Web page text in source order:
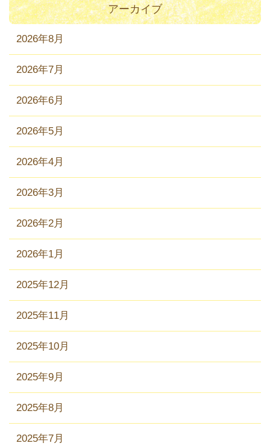
アーカイブ
2026年8月
2026年7月
2026年6月
2026年5月
2026年4月
2026年3月
2026年2月
2026年1月
2025年12月
2025年11月
2025年10月
2025年9月
2025年8月
2025年7月